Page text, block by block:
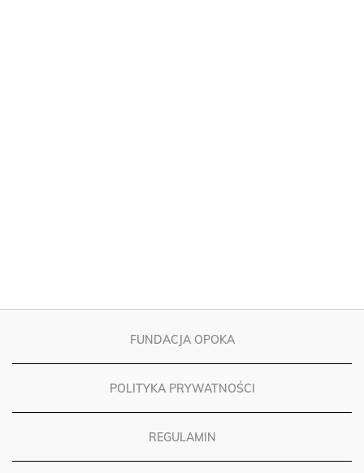
FUNDACJA OPOKA
POLITYKA PRYWATNOŚCI
REGULAMIN